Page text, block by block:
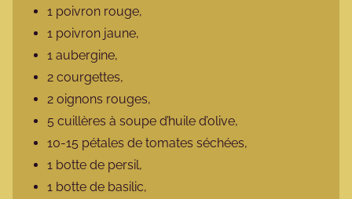
1 poivron rouge,
1 poivron jaune,
1 aubergine,
2 courgettes,
2 oignons rouges,
5 cuillères à soupe d’huile d’olive,
10-15 pétales de tomates séchées,
1 botte de persil,
1 botte de basilic,